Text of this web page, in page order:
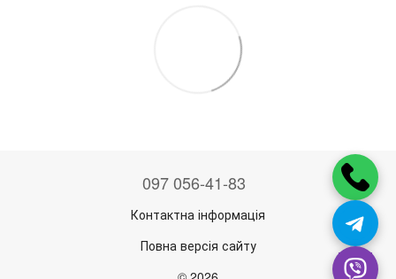
097 056-41-83
Контактна інформація
Повна версія сайту